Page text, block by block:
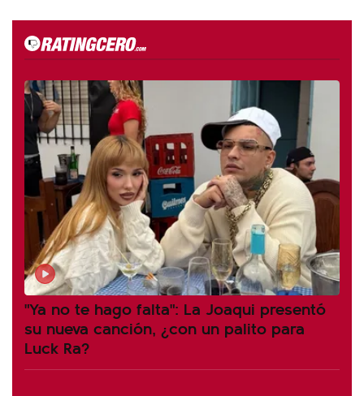
"Ya no te hago falta": La Joaqui presentó
su nueva canción, ¿con un palito para
Luck Ra?